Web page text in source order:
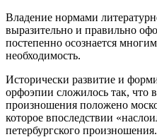
Владение нормами
выразительно и правильно
постепенно осознается
необходимость.
Исторически развитие и
орфоэпии сложилось так, что
произношения положено
которое впоследствии
петербургского произношения.